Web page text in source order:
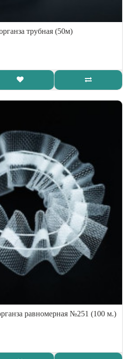
трубная (50м)
равномерная №251 (100 м.)